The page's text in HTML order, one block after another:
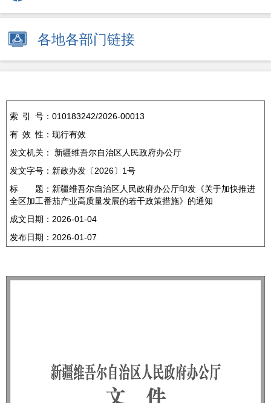
各地各部门链接
索 引 号： 010183242/2026-00013
有 效 性： 现行有效
发文机关：
新疆维吾尔自治区人民政府办公厅
发文字号： 新政办发〔2026〕1号
标
题： 新疆维吾尔自治区人民政府办公厅印发《关于加快推进
全区加工番茄产业高质量发展的若干政策措施》的通知
成文日期： 2026-01-04
发布日期： 2026-01-07